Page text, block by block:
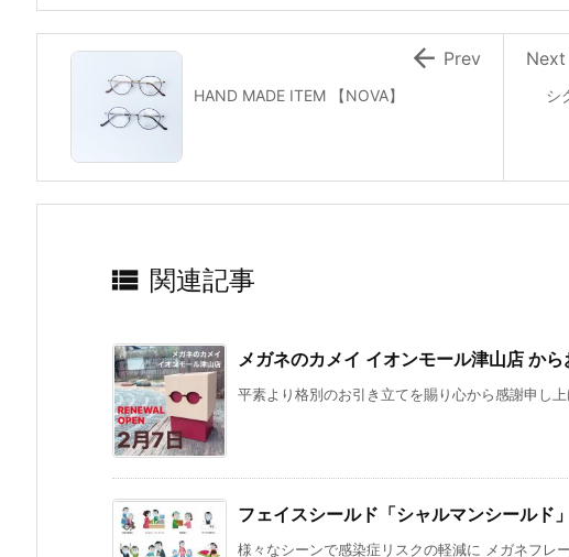
シ
Next
HAND MADE ITEM 【NOVA】
 Prev
 関連記事
メガネのカメイ イオンモール津山店 から
平素より格別のお引き立てを賜り心から感謝申し
フェイスシールド「シャルマンシールド」
様々なシーンで感染症リスクの軽減に メガネフレ